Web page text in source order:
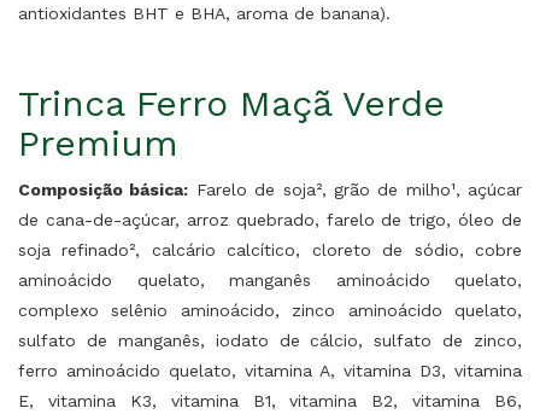
antioxidantes BHT e BHA, aroma de banana).
Trinca Ferro Maçã Verde
Premium
Composição básica: Farelo de soja², grão de milho¹, açúcar
de cana-de-açúcar, arroz quebrado, farelo de trigo, óleo de
soja refinado², calcário calcítico, cloreto de sódio, cobre
aminoácido quelato, manganês aminoácido quelato,
complexo selênio aminoácido, zinco aminoácido quelato,
sulfato de manganês, iodato de cálcio, sulfato de zinco,
ferro aminoácido quelato, vitamina A, vitamina D3, vitamina
E, vitamina K3, vitamina B1, vitamina B2, vitamina B6,